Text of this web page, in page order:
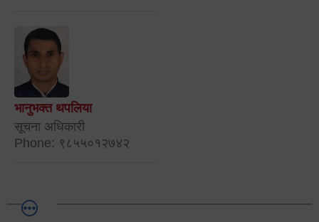
भानुभक्त थपलिया
सूचना अधिकारी
Phone: ९८५५०१२७४२